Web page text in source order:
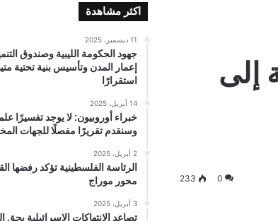
إلى
0
233
اكثر مشاهدة
11 ديسمبر، 2025
جهود الحكومة الليبية وصندوق
إعمار المدن وتأسيس بنية تحتية
استقرارًا
14 أبريل، 2025
خبراء أوروبيون: لا يوجد تفسيرًا
وسنقدم تقريرًا مفصلًا للجهات
2 أبريل، 2025
الرئاسة الفلسطينية تؤكد رفضها
محور موراج
3 أبريل، 2025
تصاعد الانتهاكات الإسرائيلية بحق